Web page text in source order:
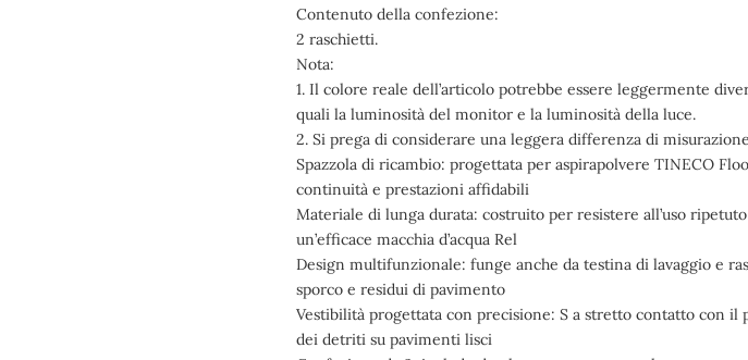
Contenuto della confezione:
2 raschietti.
Nota:
1. Il colore reale dell’articolo potrebbe essere leggermente
quali la luminosità del monitor e la luminosità della luce.
2. Si prega di considerare una leggera differenza di
Spazzola di ricambio: progettata per aspirapolvere TINECO
continuità e prestazioni affidabili
Materiale di lunga durata: costruito per resistere all’uso
un’efficace macchia d’acqua Rel
Design multifunzionale: funge anche da testina di lavaggio e
sporco e residui di pavimento
Vestibilità progettata con precisione: S a stretto contatto con
dei detriti su pavimenti lisci